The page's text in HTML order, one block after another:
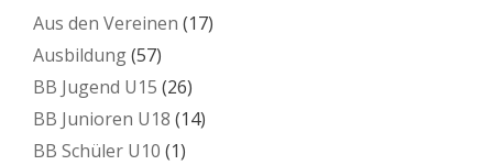
Aus den Vereinen (17)
Ausbildung(57)
BB Jugend U15 (26)
BB Junioren U18 (14)
BB Schüler U10 (1)